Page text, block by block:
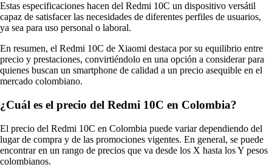
Estas especificaciones hacen del Redmi 10C un dispositivo versátil
capaz de satisfacer las necesidades de diferentes perfiles de usuarios,
ya sea para uso personal o laboral.
En resumen, el Redmi 10C de Xiaomi destaca por su equilibrio entre
precio y prestaciones, convirtiéndolo en una opción a considerar para
quienes buscan un smartphone de calidad a un precio asequible en el
mercado colombiano.
¿Cuál es el precio del Redmi 10C en Colombia?
El precio del Redmi 10C en Colombia puede variar dependiendo del
lugar de compra y de las promociones vigentes. En general, se puede
encontrar en un rango de precios que va desde los X hasta los Y pesos
colombianos.